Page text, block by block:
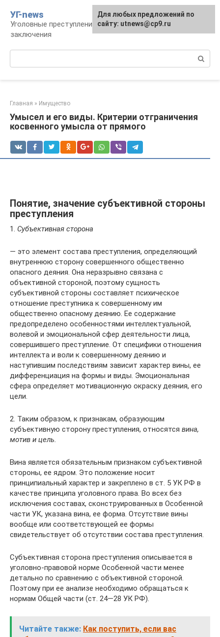
контенту
УГ-news
Уголовные преступления, наказания, места
заключения
Главная » Имущество
Умысел и его виды. Критерии отграничения
косвенного умысла от прямого
Понятие, значение субъективной стороны
преступления
1. Субъективная сторона
— это элемент состава преступления, определяющий
внутреннюю сторону совершенного общественно
опасного деяния. Она неразрывно связана с
объективной стороной, поэтому сущность
субъективной стороны составляет психическое
отношение преступника к совершенному им
общественно опасному деянию. Ее содержание
предопределено особенностями интеллектуальной,
волевой и эмоциональной сфер деятельности лица,
совершившего преступление. От специфики отношения
интеллекта и воли к совершенному деянию и
наступившим последствиям зависит характер вины, ее
дифференциация на формы и виды. Эмоциональная
сфера определяет мотивационную окраску деяния, его
цели.
2. Таким образом, к признакам, образующим
субъективную сторону преступления, относятся вина,
мотив и цель.
Вина является обязательным признаком субъективной
стороны, ее ядром. Это положение носит
принципиальный характер и закреплено в ст. 5 УК РФ в
качестве принципа уголовного права. Во всех без
исключения составах, сконструированных в Особенной
части УК, указана вина, ее форма. Отсутствие вины
вообще или соответствующей ее формы
свидетельствует об отсутствии состава преступления.
Субъективная сторона преступления описывается в
уголовно-правовой норме Особенной части менее
детально по сравнению с объективной стороной.
Поэтому при ее анализе необходимо обращаться к
нормам Общей части (ст. 24—28 УК РФ).
Читайте также: Как поступить, если вас
Для любых предложений по
сайту: utnews@cp9.ru